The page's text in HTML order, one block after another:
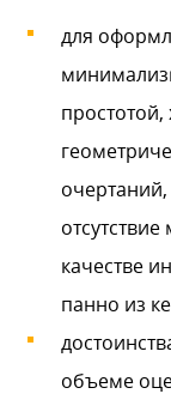
для
простотой,
качестве
панно из
объеме